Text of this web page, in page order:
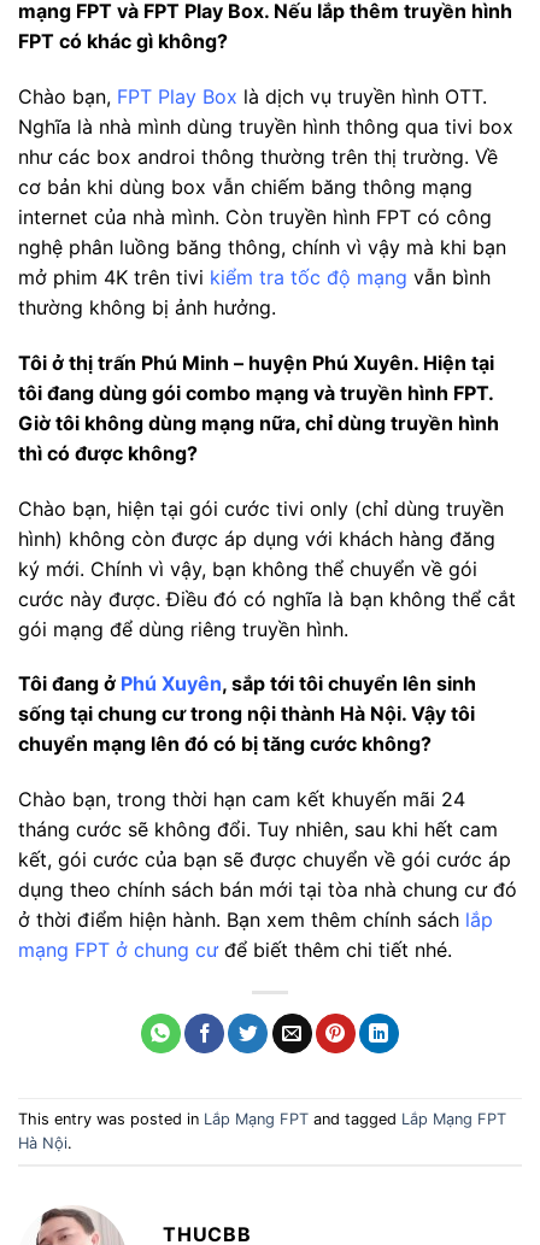
mạng FPT và FPT Play Box. Nếu lắp thêm truyền hình
FPT có khác gì không?
Chào bạn, FPT Play Box là dịch vụ truyền hình OTT.
Nghĩa là nhà mình dùng truyền hình thông qua tivi box
như các box androi thông thường trên thị trường. Về
cơ bản khi dùng box vẫn chiếm băng thông mạng
internet của nhà mình. Còn truyền hình FPT có công
nghệ phân luồng băng thông, chính vì vậy mà khi bạn
mở phim 4K trên tivi kiểm tra tốc độ mạng vẫn bình
thường không bị ảnh hưởng.
Tôi ở thị trấn Phú Minh – huyện Phú Xuyên. Hiện tại
tôi đang dùng gói combo mạng và truyền hình FPT.
Giờ tôi không dùng mạng nữa, chỉ dùng truyền hình
thì có được không?
Chào bạn, hiện tại gói cước tivi only (chỉ dùng truyền
hình) không còn được áp dụng với khách hàng đăng
ký mới. Chính vì vậy, bạn không thể chuyển về gói
cước này được. Điều đó có nghĩa là bạn không thể cắt
gói mạng để dùng riêng truyền hình.
Tôi đang ở Phú Xuyên, sắp tới tôi chuyển lên sinh
sống tại chung cư trong nội thành Hà Nội. Vậy tôi
chuyển mạng lên đó có bị tăng cước không?
Chào bạn, trong thời hạn cam kết khuyến mãi 24
tháng cước sẽ không đổi. Tuy nhiên, sau khi hết cam
kết, gói cước của bạn sẽ được chuyển về gói cước áp
dụng theo chính sách bán mới tại tòa nhà chung cư đó
ở thời điểm hiện hành. Bạn xem thêm chính sách lắp
mạng FPT ở chung cưđể biết thêm chi tiết nhé.
This entry was posted in Lắp Mạng FPT and tagged Lắp Mạng FPT
Hà Nội.
THUCBB